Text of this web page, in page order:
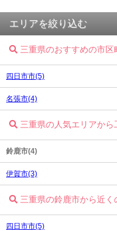
エリアを絞り込む
三重県のおすすめの市
四日市市(5)
名張市(4)
三重県の人気エリアか
鈴鹿市(4)
伊賀市(3)
三重県の鈴鹿市から近
四日市市(5)